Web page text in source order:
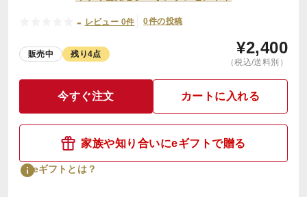
- レビュー 0件 0件の投稿
販売中 残り4点 ¥2,400
（税込/送料別）
今すぐ注文 カートに入れる
家族や知り合いにeギフトで贈る
eギフトとは？